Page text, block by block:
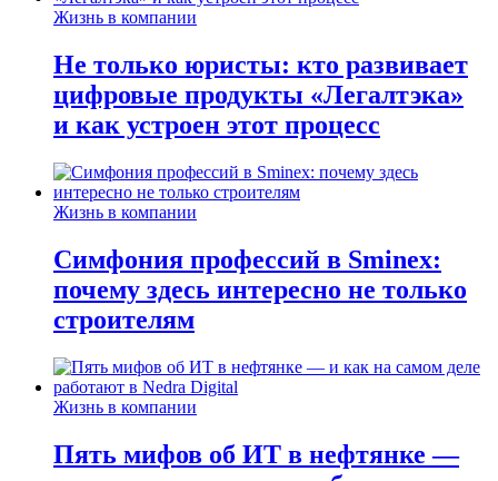
Жизнь в компании
Не только юристы: кто развивает
цифровые продукты «Легалтэка»
и как устроен этот процесс
Жизнь в компании
Симфония профессий в Sminex:
почему здесь интересно не только
строителям
Жизнь в компании
Пять мифов об ИТ в нефтянке —